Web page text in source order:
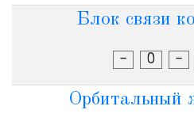
Блок связи
- О -
Орбитальный